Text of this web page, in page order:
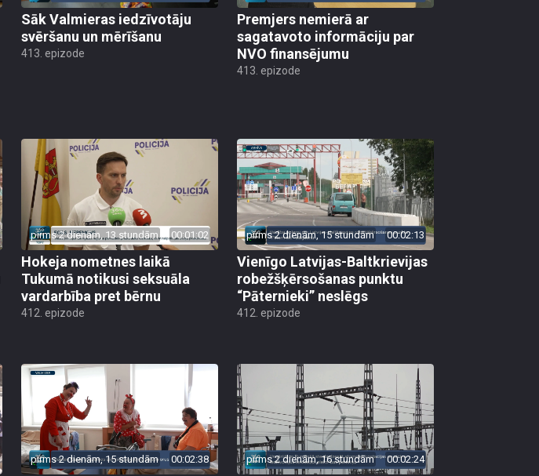
Sāk Valmieras iedzīvotāju
svēršanu un mērīšanu
413. epizode
Premjers nemierā ar
sagatavoto informāciju par
NVO finansējumu
413. epizode
pirms 2 dienām, 13 stundām 00:01:02
Hokeja nometnes laikā
Tukumā notikusi seksuāla
vardarbība pret bērnu
412. epizode
pirms 2 dienām, 15 stundām 00:02:13
Vienīgo Latvijas-Baltkrievijas
robežšķērsošanas punktu
“Pāternieki” neslēgs
412. epizode
pirms 2 dienām, 15 stundām 00:02:38 pirms 2 dienām, 16 stundām 00:02:24